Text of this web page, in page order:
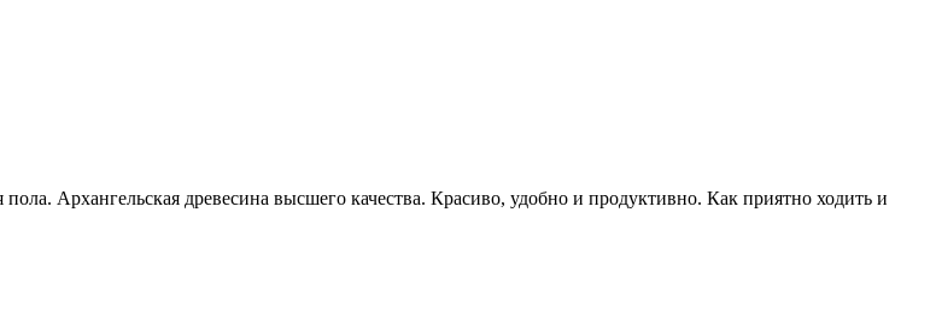
Архангельская древесина высшего качества. Красиво, удобно и продуктивно. Как приятно ходить и